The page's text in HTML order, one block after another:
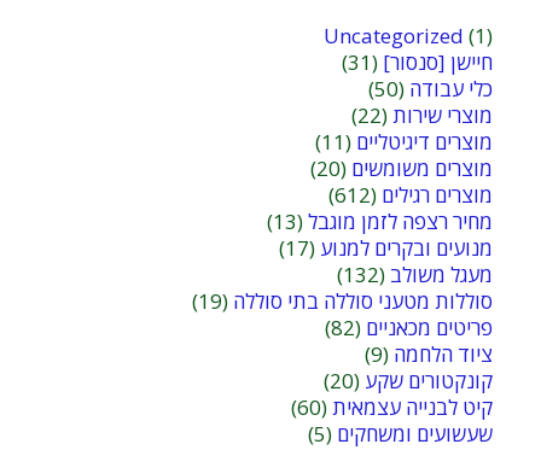
Uncategorized (1)
חיישן [סנסור] (31)
כלי עבודה (50)
מוצרי שירות(22)
מוצרים דיגיטליים (11)
מוצרים משומשים (20)
מוצרים רגילים (612)
מחיר רצפה לזמן מוגבל(13)
מנועים ובקרים למנוע (17)
מעגל משולב (132)
סוללות מטעני סוללה בתי סוללה (19)
פריטים מכאניים (82)
ציוד הלחמה (9)
קונקטורים שקע (20)
קיט לבנייה עצמאית(60)
שעשועים ומשחקים (5)